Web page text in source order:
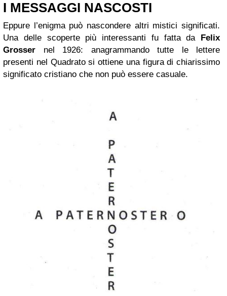
I MESSAGGI NASCOSTI
Eppure l’enigma può nascondere altri mistici significati.
Una delle scoperte più interessanti fu fatta da Felix
Grosser nel 1926: anagrammando tutte le lettere
presenti nel Quadrato si ottiene una figura di chiarissimo
significato cristiano che non può essere casuale.